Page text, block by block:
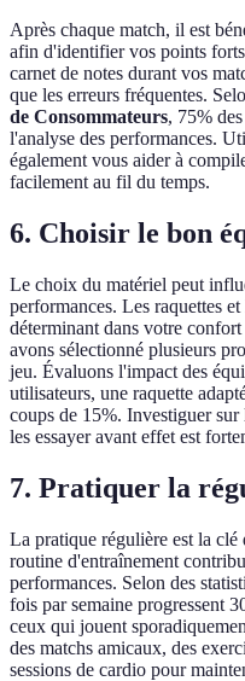
Après chaque match, il est
afin d'identifier vos points
carnet de notes durant vos
que les erreurs fréquentes.
de Consommateurs, 75%
l'analyse des performances.
également vous aider à
facilement au fil du temps.
6. Choisir le bon
Le choix du matériel peut
performances. Les raquettes
déterminant dans votre
avons sélectionné plusieurs
jeu. Évaluons l'impact des
utilisateurs, une raquette
coups de 15%. Investiguer
les essayer avant effet est
7. Pratiquer la
La pratique régulière est la
routine d'entraînement
performances. Selon des
fois par semaine progressent
ceux qui jouent
des matchs amicaux, des
sessions de cardio pour